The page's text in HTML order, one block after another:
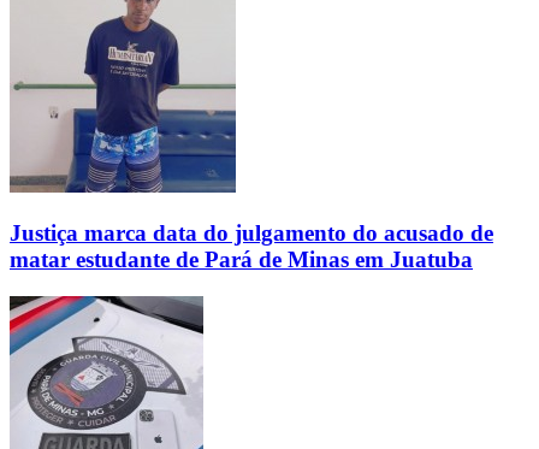
Justiça marca data do julgamento do acusado de
matar estudante de Pará de Minas em Juatuba